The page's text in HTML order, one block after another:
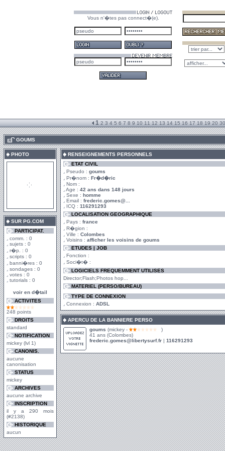
Vous n'�tes pas connect�(e).
1 2 3 4 5 6 7 8 9 10 11 12 13 14 15 16 17 18 19 20 30
GOUMS
PHOTO
SUR PG.COM
PARTICIPAT.
comm. : 0
sujets : 0
r�p. : 0
scripts : 0
banni�res : 0
sondages : 0
votes : 0
tutorials : 0
voir en d�tail
ACTIVITES
248 points
DROITS
standard
NOTIFICATION
mickey (lvl 1)
CANONIS.
aucune
canonisation
STATUS
mickey
ARCHIVES
aucune archive
INSCRIPTION
il y a 290 mois
(#2138)
HISTORIQUE
aucun
RENSEIGNEMENTS PERSONNELS
ETAT CIVIL
Pseudo : goums
Pr�nom : Fr�d�ric
Nom :
Age : 42 ans dans 148 jours
Sexe : homme
Email : frederic.gomes@...
ICQ : 116291293
LOCALISATION GEOGRAPHIQUE
Pays : france
R�gion :
Ville : Colombes
Voisins : afficher les voisins de goums
ETUDES | JOB
Fonction :
Soci�t� :
LOGICIELS FREQUEMMENT UTILISES
Director;Flash;Photos hop...
MATERIEL (PERSO/BUREAU)
TYPE DE CONNEXION
Connexion : ADSL
APERCU DE LA BANNIERE PERSO
goums (mickey -
)
41 ans (Colombes)
frederic.gomes@libertysurf.fr | 116291293